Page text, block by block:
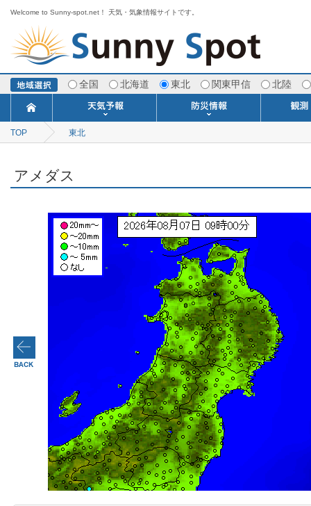
Welcome to Sunny-spot.net！ 天気・気象情報サイトです。
全国 北海道 東北 関東甲信 北陸
今日明日の天気
寒・暖候期予報
TOP 東北
アメダス